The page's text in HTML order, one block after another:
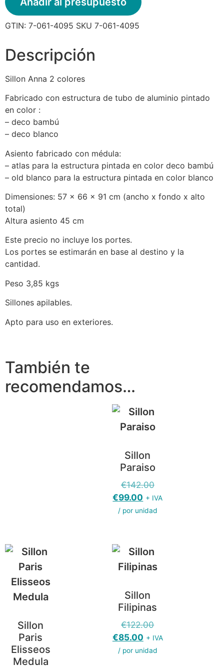
GTIN: 7-061-4095 SKU 7-061-4095
Descripción
Sillon Anna 2 colores
Fabricado con estructura de tubo de aluminio pintado
en color :
– deco bambú
– deco blanco
Asiento fabricado con médula:
– atlas para la estructura pintada en color deco bambú
– old blanco para la estructura pintada en color blanco
Dimensiones: 57 x 66 x 91 cm (ancho x fondo x alto
total)
Altura asiento 45 cm
Este precio no incluye los portes.
Los portes se estimarán en base al destino y la
cantidad.
Peso 3,85 kgs
Sillones apilables.
Apto para uso en exteriores.
También te
recomendamos…
Sillon
Paraiso
€142.00
€99.00 + IVA
/ por unidad
Sillon
Paris
Elisseos
Medula
Sillon
Filipinas
€122.00
€85.00 + IVA
/ por unidad